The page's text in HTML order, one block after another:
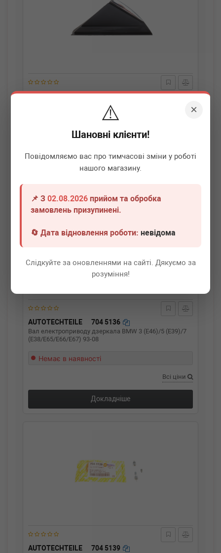
×
⚠️
Шановні клієнти!
Повідомляємо вас про тимчасові зміни у роботі
нашого магазину.
📌 З02.08.2026 прийом та обробка
замовлень призупинені.
🔄 Дата відновлення роботи:невідома
Слідкуйте за оновленнями на сайті. Дякуємо за
розуміння!
AUTOTECHTEILE 503 0522
Куточок дзеркала Renault Megane 16- (L)
Немає в наявності
Докладніше
AUTOTECHTEILE 704 5136
Вал електроприводу дзеркала BMW 3 (E46)/5 (E39)/7
(E38/E65/E66/E67) 93-08
Немає в наявності
Всі ціни
Докладніше
AUTOTECHTEILE 704 5139